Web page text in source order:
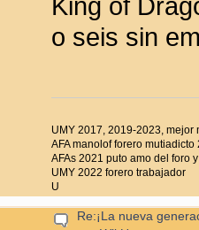
o seis sin
UMY 2017, 2019-2023, mejor
AFA manolof forero mutiadicto
AFAs 2021 puto amo del foro
UMY 2022 forero trabajador
U
Re:¡La nueva